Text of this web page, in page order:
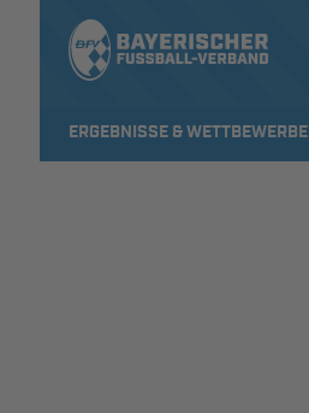
ERGEBNISSE & WETTBEWERBE